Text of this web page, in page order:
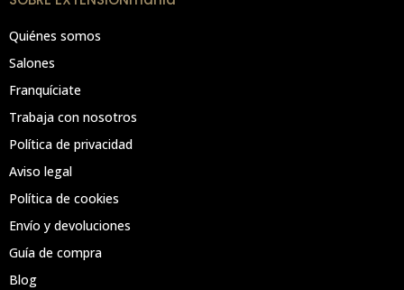
Quiénes somos
Salones
Franquíciate
Trabaja con nosotros
Política de privacidad
Aviso legal
Política de cookies
Envío y devoluciones
Guía de compra
Blog